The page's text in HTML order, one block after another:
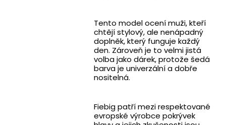
Tento model ocení muži, kteří
chtějí stylový, ale nenápadný
doplněk, který funguje každý
den. Zároveň je to velmi jistá
volba jako dárek, protože šedá
barva je univerzální a dobře
nositelná.
Fiebig patří mezi respektované
evropské výrobce pokrývek